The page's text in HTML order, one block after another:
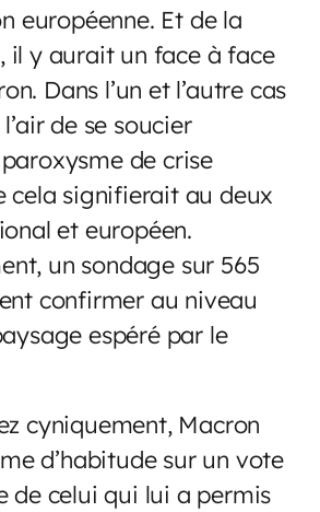
européenne. Et de la
il y aurait un face à face
Dans l’un et l’autre cas
l’air de se soucier
de crise
cela signifierait au deux
et européen.
un sondage sur 565
confirmer au niveau
espéré par le
cyniquement, Macron
d’habitude sur un vote
de celui qui lui a permis